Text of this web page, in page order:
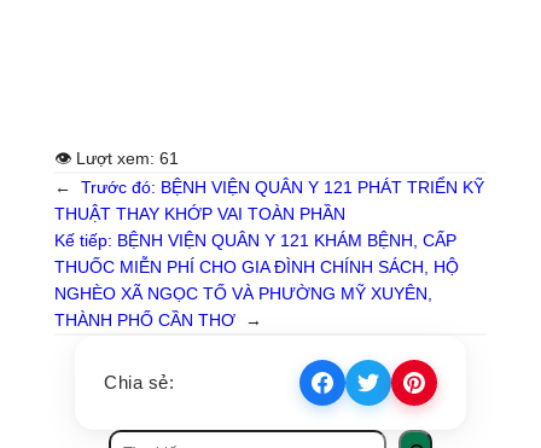
👁 Lượt xem: 61
←
Trước đó: BỆNH VIỆN QUÂN Y 121 PHÁT TRIỂN KỸ
THUẬT THAY KHỚP VAI TOÀN PHẦN
Kế tiếp: BỆNH VIỆN QUÂN Y 121 KHÁM BỆNH, CẤP
THUỐC MIỄN PHÍ CHO GIA ĐÌNH CHÍNH SÁCH, HỘ
NGHÈO XÃ NGỌC TỐ VÀ PHƯỜNG MỸ XUYÊN,
THÀNH PHỐ CẦN THƠ
→
Chia sẻ: